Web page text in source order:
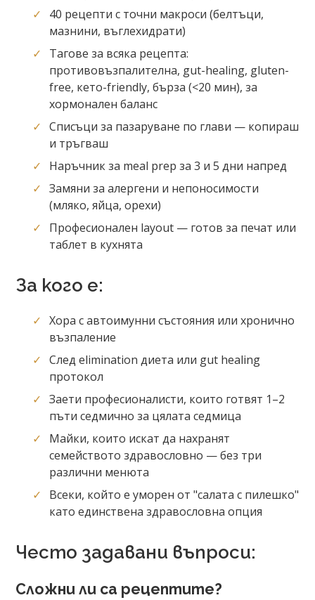
40 рецепти с точни макроси (белтъци,
мазнини, въглехидрати)
Тагове за всяка рецепта:
противовъзпалителна, gut-healing, gluten-
free, кето-friendly, бърза (<20 мин), за
хормонален баланс
Списъци за пазаруване по глави — копираш
и тръгваш
Наръчник за meal prep за 3 и 5 дни напред
Замяни за алергени и непоносимости
(мляко, яйца, орехи)
Професионален layout — готов за печат или
таблет в кухнята
За кого е:
Хора с автоимунни състояния или хронично
възпаление
След elimination диета или gut healing
протокол
Заети професионалисти, които готвят 1–2
пъти седмично за цялата седмица
Майки, които искат да нахранят
семейството здравословно — без три
различни менюта
Всеки, който е уморен от "салата с пилешко"
като единствена здравословна опция
Често задавани въпроси:
Сложни ли са рецептите?